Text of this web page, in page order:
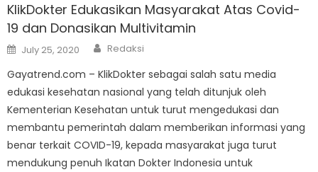
KlikDokter Edukasikan Masyarakat Atas Covid-
19 dan Donasikan Multivitamin
Posted
on
July 25, 2020 Author
Redaksi
Gayatrend.com – KlikDokter sebagai salah satu media
edukasi kesehatan nasional yang telah ditunjuk oleh
Kementerian Kesehatan untuk turut mengedukasi dan
membantu pemerintah dalam memberikan informasi yang
benar terkait COVID-19, kepada masyarakat juga turut
mendukung penuh Ikatan Dokter Indonesia untuk